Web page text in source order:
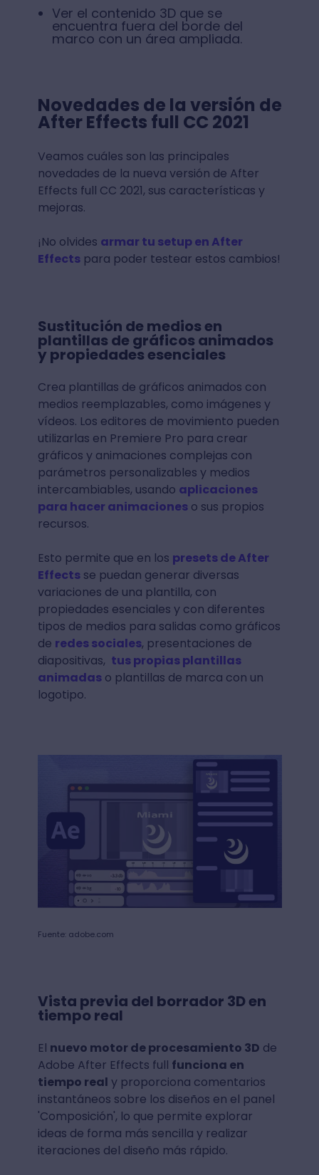
Ver el contenido 3D que se
encuentra fuera del borde del
marco con un área ampliada.
Novedades de la versión de
After Effects full CC 2021
Veamos cuáles son las principales
novedades de la nueva versión de After
Effects full CC 2021, sus características y
mejoras.
¡No olvides armar tu setup en After
Effectspara poder testear estos cambios!
Sustitución de medios en
plantillas de gráficos animados
y propiedades esenciales
Crea plantillas de gráficos animados con
medios reemplazables, como imágenes y
vídeos. Los editores de movimiento pueden
utilizarlas en Premiere Pro para crear
gráficos y animaciones complejas con
parámetros personalizables y medios
intercambiables, usando aplicaciones
para hacer animacioneso sus propios
recursos.
Esto permite que en los presets de After
Effectsse puedan generar diversas
variaciones de una plantilla, con
propiedades esenciales y con diferentes
tipos de medios para salidas como gráficos
de redes sociales, presentaciones de
diapositivas, tus propias plantillas
animadaso plantillas de marca con un
logotipo.
Fuente: adobe.com
Vista previa del borrador 3D en
tiempo real
El nuevo motor de procesamiento 3D de
Adobe After Effects full funciona en
tiempo real y proporciona comentarios
instantáneos sobre los diseños en el panel
'Composición', lo que permite explorar
ideas de forma más sencilla y realizar
iteraciones del diseño más rápido.